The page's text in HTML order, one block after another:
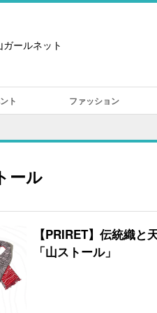
ールネット
ト ファッション
ール
【PRIRET】伝統織
「山ストール」